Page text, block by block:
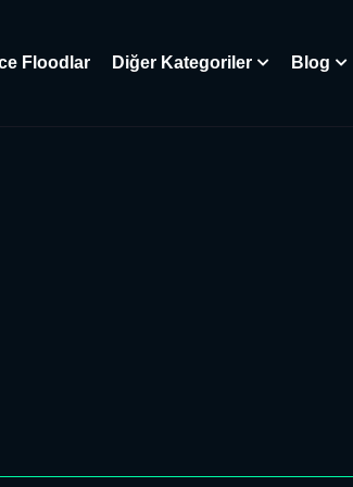
Floodlar Diğer Kategoriler Blog